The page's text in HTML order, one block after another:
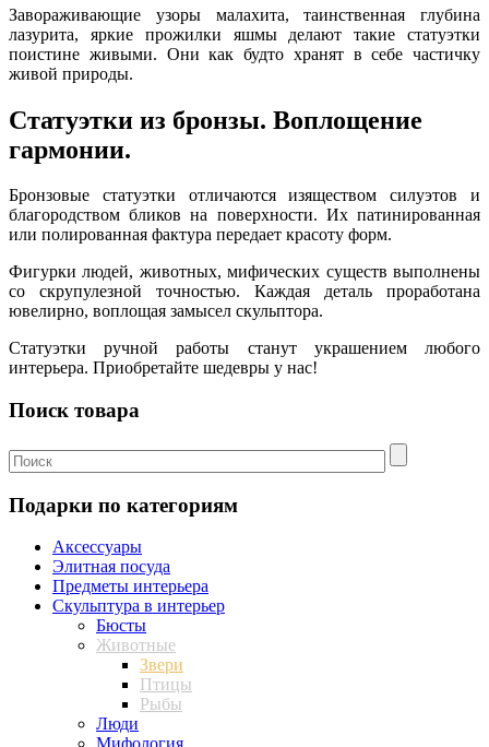
Завораживающие узоры малахита, таинственная глубина
лазурита, яркие прожилки яшмы делают такие статуэтки
поистине живыми. Они как будто хранят в себе частичку
живой природы.
Статуэтки из бронзы. Воплощение
гармонии.
Бронзовые статуэтки отличаются изяществом силуэтов и
благородством бликов на поверхности. Их патинированная
или полированная фактура передает красоту форм.
Фигурки людей, животных, мифических существ выполнены
со скрупулезной точностью. Каждая деталь проработана
ювелирно, воплощая замысел скульптора.
Статуэтки ручной работы станут украшением любого
интерьера. Приобретайте шедевры у нас!
Поиск товара
Подарки по категориям
Аксессуары
Элитная посуда
Предметы интерьера
Скульптура в интерьер
Бюсты
Животные
Звери
Птицы
Рыбы
Люди